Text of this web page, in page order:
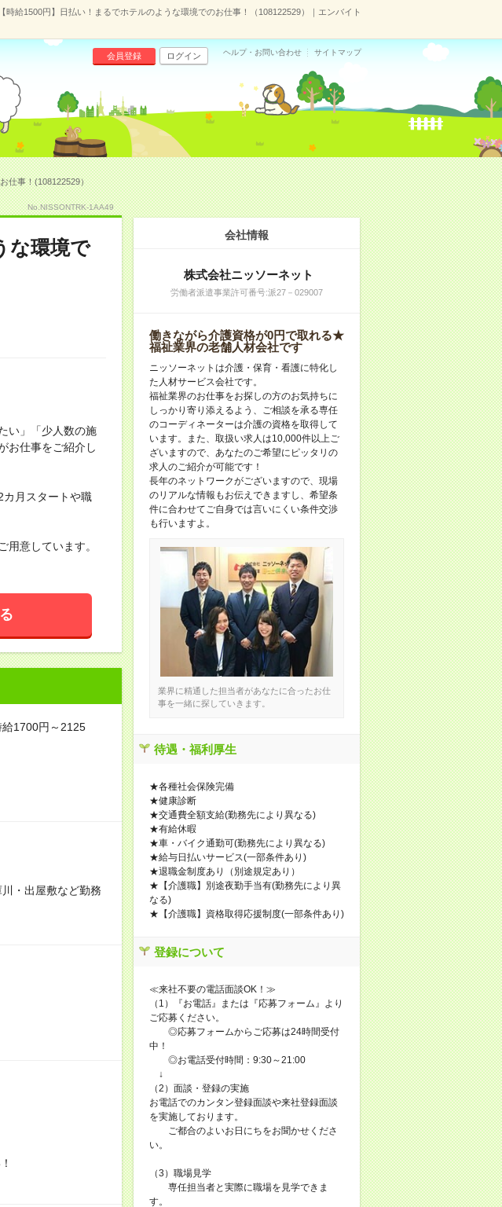
【時給1500円】日払い！まるでホテルのような環境でのお仕事！（108122529）｜エンバイト
会員登録 ログイン ヘルプ・お問い合わせ サイトマップ
仕事！(108122529）
No.NISSONTRK-1AA49
な環境で
い」「少人数の施
お仕事をご紹介し
月スタートや職
意しています。
1700円～2125
・出屋敷など勤務
会社情報
株式会社ニッソーネット
労働者派遣事業許可番号:派27－029007
働きながら介護資格が0円で取れる★
福祉業界の老舗人材会社です
ニッソーネットは介護・保育・看護に特化し
た人材サービス会社です。
福祉業界のお仕事をお探しの方のお気持ちに
しっかり寄り添えるよう、ご相談を承る専任
のコーディネーターは介護の資格を取得して
います。また、取扱い求人は10,000件以上ご
ざいますので、あなたのご希望にピッタリの
求人のご紹介が可能です！
長年のネットワークがございますので、現場
のリアルな情報もお伝えできますし、希望条
件に合わせてご自身では言いにくい条件交渉
も行いますよ。
業界に精通した担当者があなたに合ったお仕
事を一緒に探していきます。
待遇・福利厚生
★各種社会保険完備
★健康診断
★交通費全額支給(勤務先により異なる)
★有給休暇
★車・バイク通勤可(勤務先により異なる)
★給与日払いサービス(一部条件あり)
★退職金制度あり（別途規定あり）
★【介護職】別途夜勤手当有(勤務先により異
なる)
★【介護職】資格取得応援制度(一部条件あり)
登録について
≪来社不要の電話面談OK！≫
（1）『お電話』または『応募フォーム』より
ご応募ください。
◎応募フォームからご応募は24時間受付
中！
◎お電話受付時間：9:30～21:00
↓
（2）面談・登録の実施
お電話でのカンタン登録面談や来社登録面談
を実施しております。
ご都合のよいお日にちをお聞かせくださ
い。
（3）職場見学
専任担当者と実際に職場を見学できま
す。